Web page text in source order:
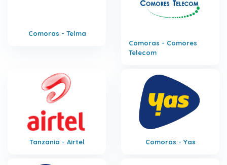
Comoras - Telma
Comoras - Comores
Telecom
Tanzania - Airtel Comoras - Yas